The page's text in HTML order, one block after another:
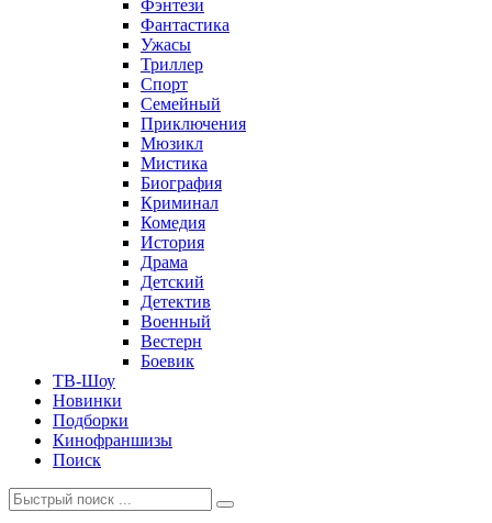
Фэнтези
Фантастика
Ужасы
Триллер
Спорт
Семейный
Приключения
Мюзикл
Мистика
Биография
Криминал
Комедия
История
Драма
Детский
Детектив
Военный
Вестерн
Боевик
ТВ-Шоу
Новинки
Подборки
Кинофраншизы
Поиск